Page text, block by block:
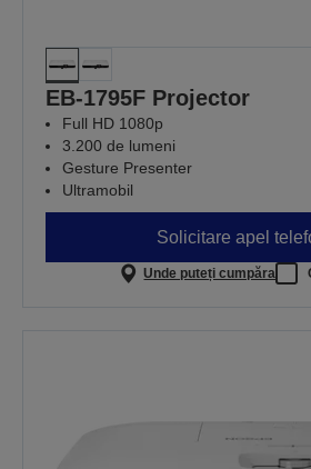
EB-1795F Projector
Full HD 1080p
3.200 de lumeni
Gesture Presenter
Ultramobil
Solicitare apel
Unde puteți cumpăra